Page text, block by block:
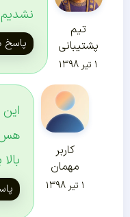
تیم
پشتیبانی
۱ تیر ۱۳۹۸
پاسخ
کاربر
مهمان
۱ تیر ۱۳۹۸
هس